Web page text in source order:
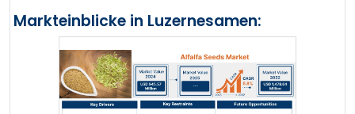
Markteinblicke in Luzernesamen: